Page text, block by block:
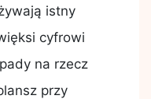
istny
cyfrowi
na rzecz
przy